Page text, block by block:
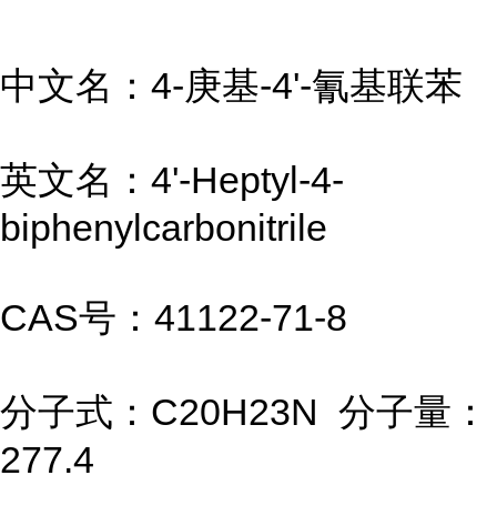
中文名：4-庚基-4'-氰基联苯
英文名：4'-Heptyl-4-
biphenylcarbonitrile
CAS号：41122-71-8
分子式：C20H23N 分子量：
277.4